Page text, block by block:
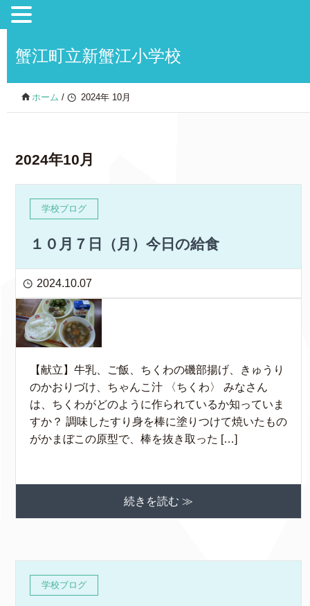
蟹江町立新蟹江小学校
ホーム / 2024年 10月
2024年10月
学校ブログ
１０月７日（月）今日の給食
2024.10.07
【献立】牛乳、ご飯、ちくわの磯部揚げ、きゅうり
のかおりづけ、ちゃんこ汁 〈ちくわ〉 みなさん
は、ちくわがどのように作られているか知っていま
すか？ 調味したすり身を棒に塗りつけて焼いたもの
がかまぼこの原型で、棒を抜き取った […]
続きを読む ≫
学校ブログ